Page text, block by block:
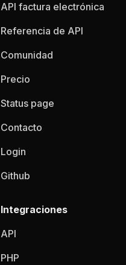
API factura electrónica
Referencia de API
Comunidad
Precio
Status page
Contacto
Login
Github
Integraciones
API
PHP